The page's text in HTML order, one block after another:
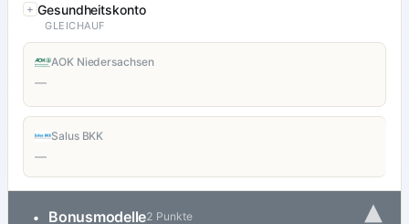
Gesundheitskonto
GLEICHAUF
AOK Niedersachsen
—
Salus BKK
—
• Bonusmodelle2 Punkte